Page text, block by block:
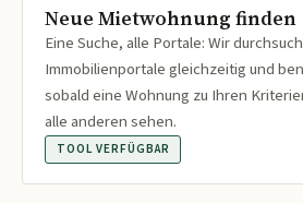
Neue Mietwohnung finden
Eine Suche, alle Portale: Wir
Immobilienportale gleichzeitig und
sobald eine Wohnung zu Ihren
alle anderen sehen.
TOOL VERFÜGBAR